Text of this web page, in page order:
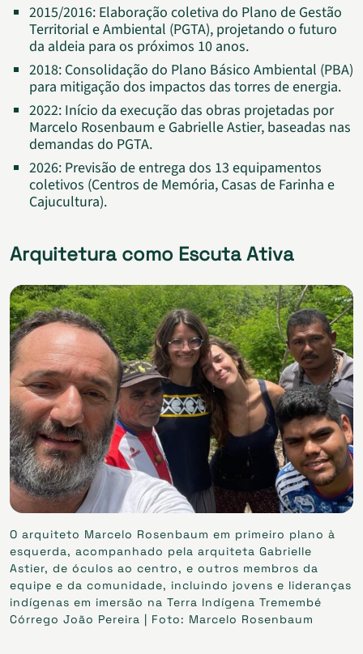
2015/2016: Elaboração coletiva do Plano de Gestão
Territorial e Ambiental (PGTA), projetando o futuro
da aldeia para os próximos 10 anos.
2018: Consolidação do Plano Básico Ambiental (PBA)
para mitigação dos impactos das torres de energia.
2022: Início da execução das obras projetadas por
Marcelo Rosenbaum e Gabrielle Astier, baseadas nas
demandas do PGTA.
2026: Previsão de entrega dos 13 equipamentos
coletivos (Centros de Memória, Casas de Farinha e
Cajucultura).
Arquitetura como Escuta Ativa
O arquiteto Marcelo Rosenbaum em primeiro plano à
esquerda, acompanhado pela arquiteta Gabrielle
Astier, de óculos ao centro, e outros membros da
equipe e da comunidade, incluindo jovens e lideranças
indígenas em imersão na Terra Indígena Tremembé
Córrego João Pereira | Foto: Marcelo Rosenbaum